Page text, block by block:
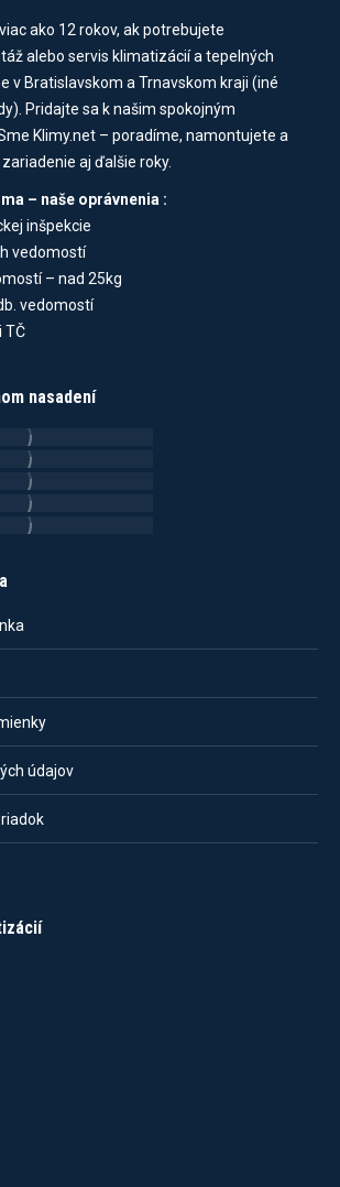
ako 12 rokov, ak potrebujete
alebo servis klimatizácií a tepelných
v Bratislavskom a Trnavskom kraji (iné
Pridajte sa k našim spokojným
Klimy.net – poradíme, namontujete a
aj ďalšie roky.
– naše oprávnenia :
inšpekcie
vedomostí
– nad 25kg
vedomostí
TČ
nasadení
údajov